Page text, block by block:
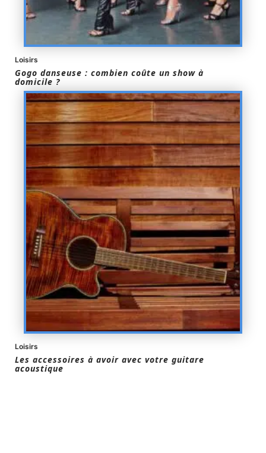
Loisirs
Gogo danseuse : combien coûte un show à
domicile ?
Loisirs
Les accessoires à avoir avec votre guitare
acoustique